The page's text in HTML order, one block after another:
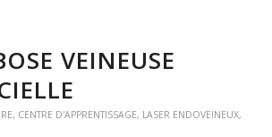
VEINEUSE
, CENTRE D'APPRENTISSAGE, LASER ENDOVEINEUX,